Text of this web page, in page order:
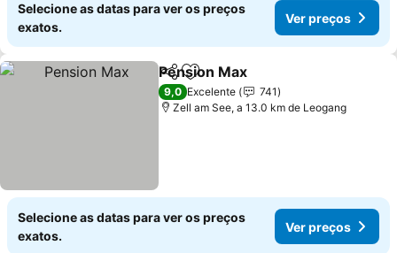
Selecione as datas para ver os preços
exatos.
Ver preços
PartilharAdicionar aos favoritos
Pension Max
9,0 Excelente
741
Zell am See, a 13.0 km de Leogang
Selecione as datas para ver os preços
exatos.
Ver preços